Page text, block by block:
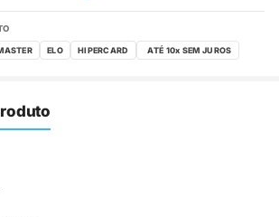
ELO HIPERCARD